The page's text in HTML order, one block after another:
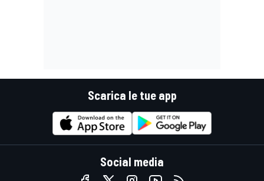
Scarica le tue app
Social media